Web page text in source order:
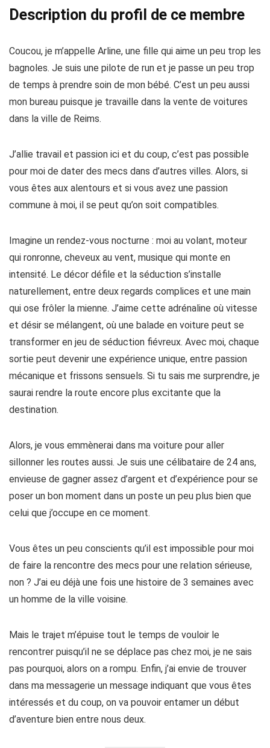
Description du profil de ce membre
Coucou, je m’appelle Arline, une fille qui aime un peu trop les
bagnoles. Je suis une pilote de run et je passe un peu trop
de temps à prendre soin de mon bébé. C’est un peu aussi
mon bureau puisque je travaille dans la vente de voitures
dans la ville de Reims.
J’allie travail et passion ici et du coup, c’est pas possible
pour moi de dater des mecs dans d’autres villes. Alors, si
vous êtes aux alentours et si vous avez une passion
commune à moi, il se peut qu’on soit compatibles.
Imagine un rendez-vous nocturne : moi au volant, moteur
qui ronronne, cheveux au vent, musique qui monte en
intensité. Le décor défile et la séduction s’installe
naturellement, entre deux regards complices et une main
qui ose frôler la mienne. J’aime cette adrénaline où vitesse
et désir se mélangent, où une balade en voiture peut se
transformer en jeu de séduction fiévreux. Avec moi, chaque
sortie peut devenir une expérience unique, entre passion
mécanique et frissons sensuels. Si tu sais me surprendre, je
saurai rendre la route encore plus excitante que la
destination.
Alors, je vous emmènerai dans ma voiture pour aller
sillonner les routes aussi. Je suis une célibataire de 24 ans,
envieuse de gagner assez d’argent et d’expérience pour se
poser un bon moment dans un poste un peu plus bien que
celui que j’occupe en ce moment.
Vous êtes un peu conscients qu’il est impossible pour moi
de faire la rencontre des mecs pour une relation sérieuse,
non ? J’ai eu déjà une fois une histoire de 3 semaines avec
un homme de la ville voisine.
Mais le trajet m’épuise tout le temps de vouloir le
rencontrer puisqu’il ne se déplace pas chez moi, je ne sais
pas pourquoi, alors on a rompu. Enfin, j’ai envie de trouver
dans ma messagerie un message indiquant que vous êtes
intéressés et du coup, on va pouvoir entamer un début
d’aventure bien entre nous deux.